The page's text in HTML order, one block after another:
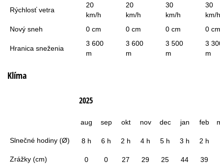
Rýchlosť vetra
20
km/h
20
km/h
30
km/h
30
km/h
Nový sneh
0 cm 0 cm 0 cm 0 cm
Hranica sneženia
3 600
m
3 600
m
3 500
m
3
m
Klíma
Slnečné hodiny (Ø)
Zrážky (cm)
2025
aug sep okt nov dec jan feb
8 h 6 h 2 h 4 h 5 h 3 h 2 h
0 0 27 29 25 44 39